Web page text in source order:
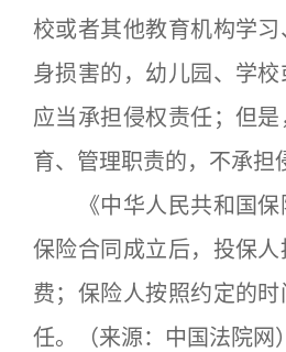
校或者其他教育机构学
身损害的，幼儿园、学
应当承担侵权责任；但
育、管理职责的，不承担
《中华人民共和国保
保险合同成立后，投保
费；保险人按照约定的
任。（来源：中国法院网）